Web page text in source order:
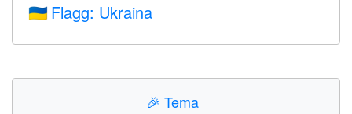
🇺🇦 Flagg: Ukraina
🎉 Tema